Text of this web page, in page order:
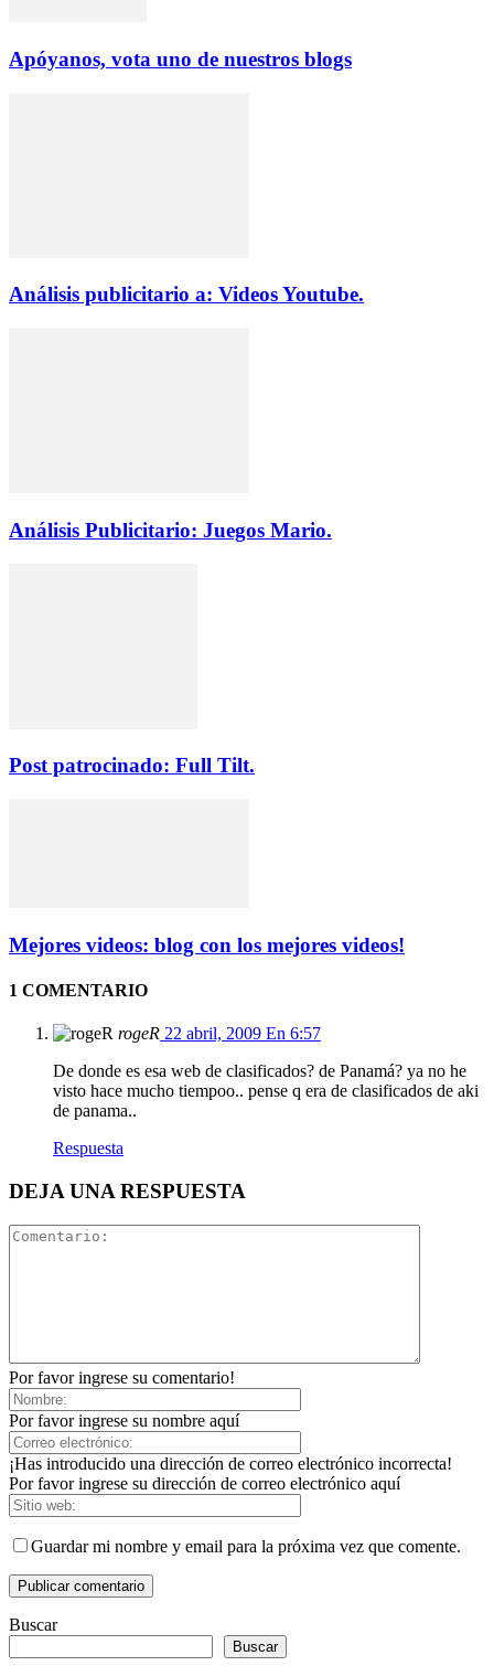
Apóyanos, vota uno de nuestros blogs
Análisis publicitario a: Videos Youtube.
Análisis Publicitario: Juegos Mario.
Post patrocinado: Full Tilt.
Mejores videos: blog con los mejores videos!
1 COMENTARIO
rogeR 22 abril, 2009 En 6:57
De donde es esa web de clasificados? de Panamá? ya no he
visto hace mucho tiempoo.. pense q era de clasificados de aki
de panama..
Respuesta
DEJA UNA RESPUESTA
Por favor ingrese su comentario!
Por favor ingrese su nombre aquí
¡Has introducido una dirección de correo electrónico incorrecta!
Por favor ingrese su dirección de correo electrónico aquí
Guardar mi nombre y email para la próxima vez que comente.
Buscar
Buscar